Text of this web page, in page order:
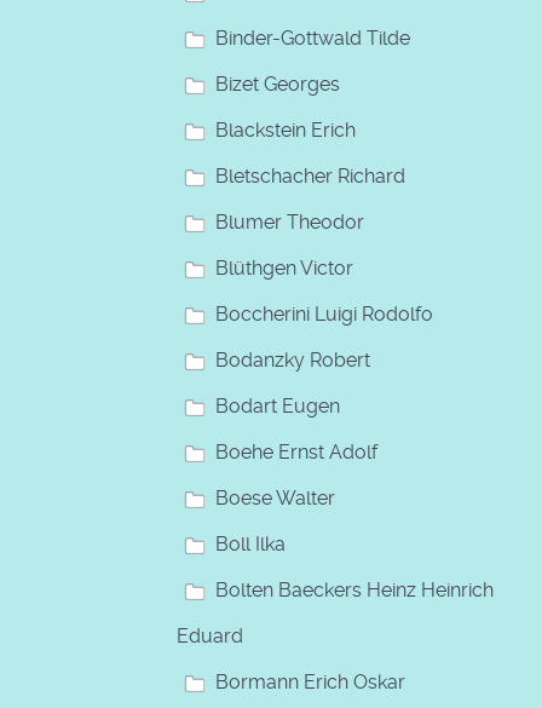
Binder-Gottwald Tilde
Bizet Georges
Blackstein Erich
Bletschacher Richard
Blumer Theodor
Blüthgen Victor
Boccherini Luigi Rodolfo
Bodanzky Robert
Bodart Eugen
Boehe Ernst Adolf
Boese Walter
Boll Ilka
Bolten Baeckers Heinz Heinrich
Eduard
Bormann Erich Oskar